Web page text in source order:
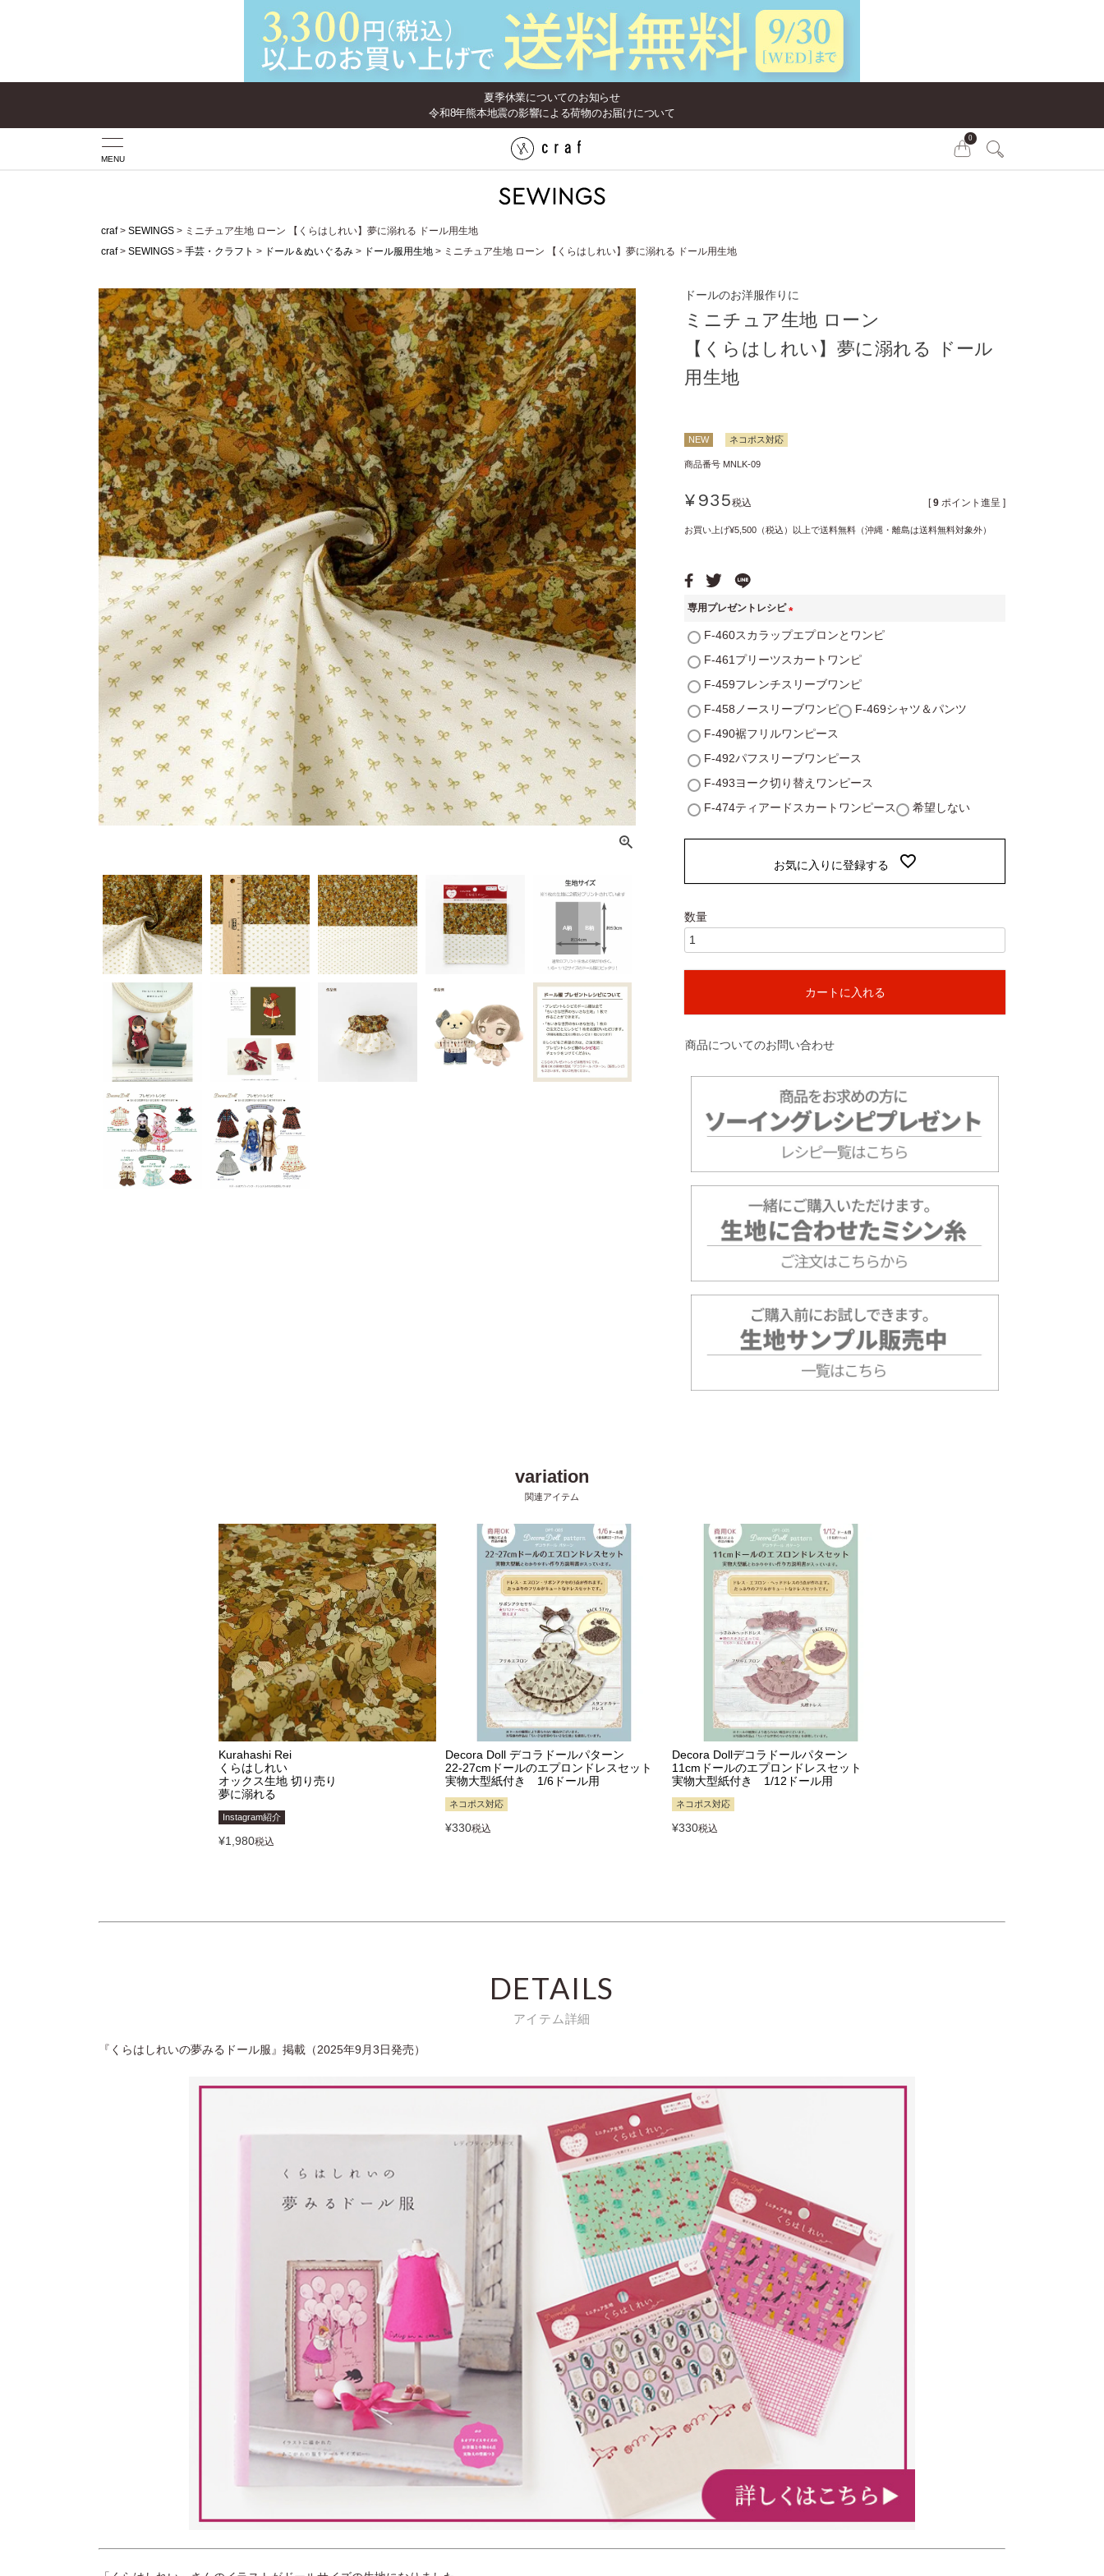
夏季休業についてのお知らせ
令和8年熊本地震の影響による荷物のお届けについて
MENU
0
craf SEWINGS
ミニチュア生地 ローン 【くらはしれい】夢に溺れる ドール用生地
craf
SEWINGS 手芸・クラフト ドール＆ぬいぐるみ ドール服用生地 ミニチュア生地 ローン 【くらはしれい】夢に溺れる ドール用生地
ドールのお洋服作りに
ミニチュア生地 ローン
【くらはしれい】夢に溺れる ドール
用生地
NEW ネコポス対応
商品番号 MNLK-09
¥ 935税込 [ 9 ポイント進呈 ]
お買い上げ¥5,500（税込）以上で送料無料（沖縄・離島は送料無料対象外）
専用プレゼントレシピ
(
)
F-460スカラップエプロンとワンピ
F-461プリーツスカートワンピ
F-459フレンチスリーブワンピ
F-458ノースリーブワンピ
F-469シャツ＆パンツ
F-490裾フリルワンピース
F-492パフスリーブワンピース
F-493ヨーク切り替えワンピース
F-474ティアードスカートワンピース
希望しない
お気に入りに登録する
カートに入れる
商品についてのお問い合わせ
Kurahashi Rei
くらはしれい
オックス生地 切り売り
夢に溺れる
Instagram紹介
¥1,980税込
Decora Doll デコラドールパターン
22-27cmドールのエプロンドレスセット
実物大型紙付き 1/6ドール用
ネコポス対応
¥330税込
Decora Dollデコラドールパターン
11cmドールのエプロンドレスセット
実物大型紙付き 1/12ドール用
ネコポス対応
¥330税込
DETAILS
アイテム詳細
『くらはしれいの夢みるドール服』掲載（2025年9月3日発売）